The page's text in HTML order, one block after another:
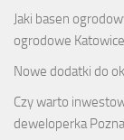
Jaki basen
ogrodowe Katowice
Nowe dodatki do
Czy warto
deweloperka